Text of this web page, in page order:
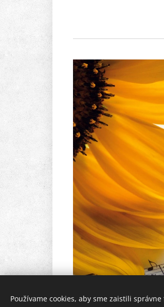
Používame cookies, aby sme zaistili